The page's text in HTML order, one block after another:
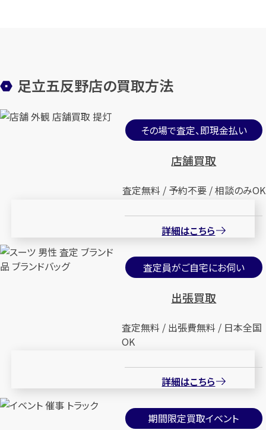
足立五反野店の買取方法
その場で査定、即現金払い
店舗買取
査定無料 / 予約不要 / 相談のみOK
詳細はこちら
査定員がご自宅にお伺い
出張買取
査定無料 / 出張費無料 / 日本全国
OK
詳細はこちら
期間限定買取イベント